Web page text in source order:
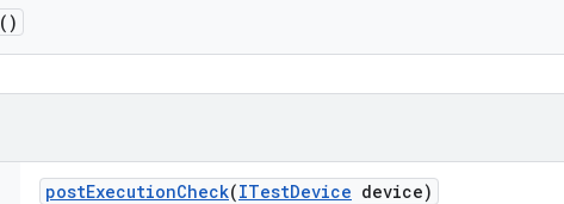
()
postExecutionCheck(ITestDevice device)